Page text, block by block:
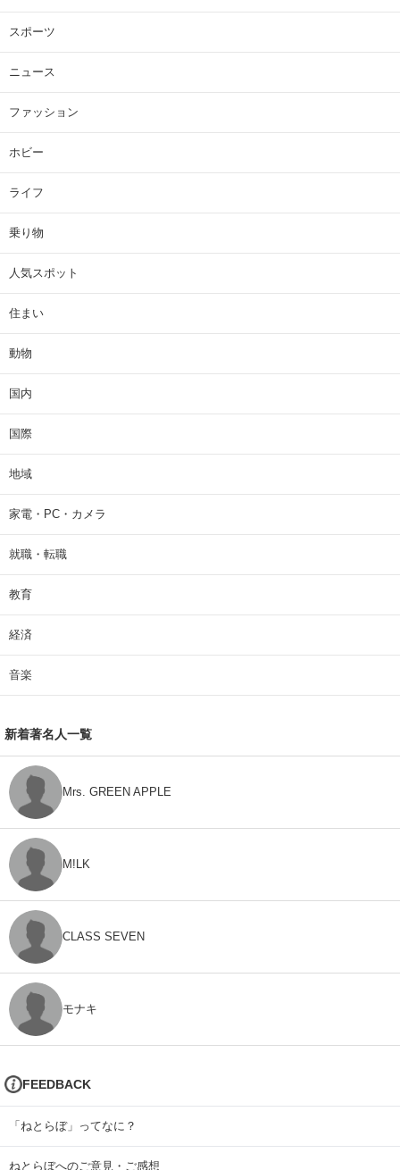
スポーツ
ニュース
ファッション
ホビー
ライフ
乗り物
人気スポット
住まい
動物
国内
国際
地域
家電・PC・カメラ
就職・転職
教育
経済
音楽
新着著名人一覧
Mrs. GREEN APPLE
M!LK
CLASS SEVEN
モナキ
FEEDBACK
「ねとらぼ」ってなに？
ねとらぼへのご意見・ご感想